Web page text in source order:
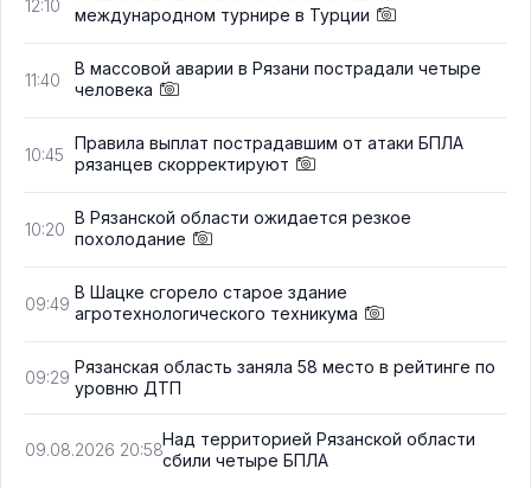
12:10
международном турнире в Турции
11:40
В массовой аварии в Рязани пострадали четыре
человека
10:45
Правила выплат пострадавшим от атаки БПЛА
рязанцев скорректируют
10:20
В Рязанской области ожидается резкое
похолодание
09:49
В Шацке сгорело старое здание
агротехнологического техникума
09:29
Рязанская область заняла 58 место в рейтинге по
уровню ДТП
09.08.2026 20:58
Над территорией Рязанской области
сбили четыре БПЛА